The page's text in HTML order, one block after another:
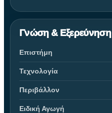
Γνώση & Εξερεύνηση
Επιστήμη
Τεχνολογία
Περιβάλλον
Ειδική Αγωγή